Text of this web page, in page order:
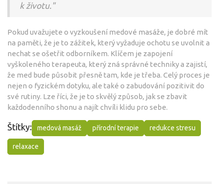
k životu."
Pokud uvažujete o vyzkoušení medové masáže, je dobré mít
na paměti, že je to zážitek, který vyžaduje ochotu se uvolnit a
nechat se ošetřit odborníkem. Klíčem je zapojení
vyškoleného terapeuta, který zná správné techniky a zajistí,
že med bude působit přesně tam, kde je třeba. Celý proces je
nejen o fyzickém dotyku, ale také o zabudování pozitivit do
své rutiny. Lze říci, že je to skvělý způsob, jak se zbavit
každodenního shonu a najít chvíli klidu pro sebe.
Štítky: medová masáž přírodní terapie redukce stresu
relaxace